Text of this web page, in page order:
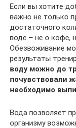
Если вы хотите
важно не только
достаточного
воде – не о кофе,
Обезвоживание
результаты
воду можно до
почувствовали
необходимо
Вода позволяет
организму